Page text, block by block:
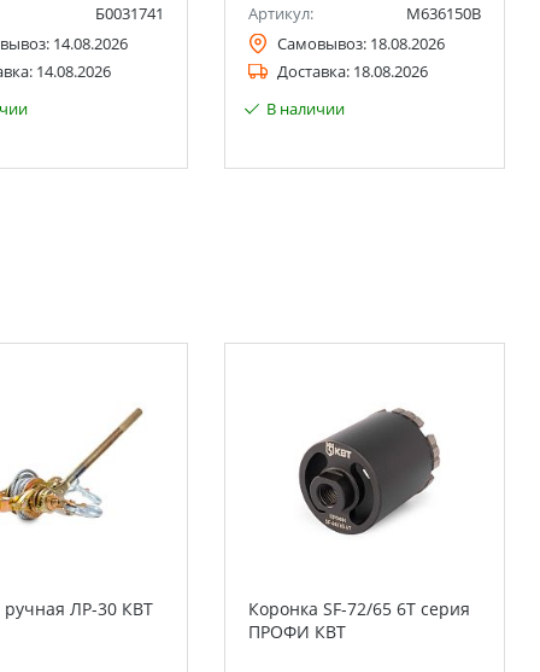
Б0031741
14.08.2026
14.08.2026
Артикул:
M636150B
Самовывоз: 18.08.2026
Доставка: 18.08.2026
В наличии
ручная ЛР-30 КВТ
Коронка SF-72/65 6T серия
ПРОФИ КВТ